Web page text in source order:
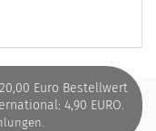
Euro Bestellwert
4,90 EURO.